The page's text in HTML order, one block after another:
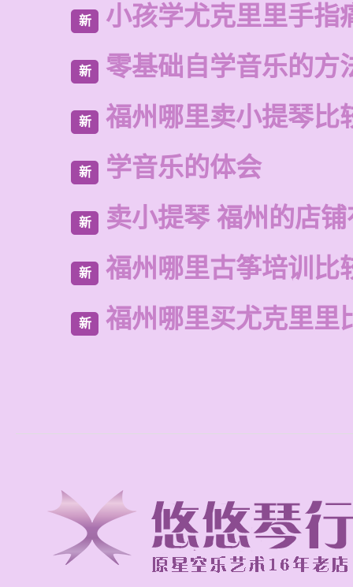
新 小孩学尤克里里手指
新 零基础自学音乐的方
新 福州哪里卖小提琴比
新 学音乐的体会
新 卖小提琴 福州的店
新 福州哪里古筝培训比
新 福州哪里买尤克里里